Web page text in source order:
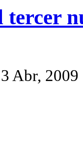
tercer
Abr, 2009